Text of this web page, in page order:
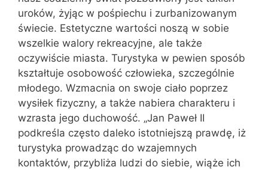
uroków, żyjąc w pośpiechu i zurbanizowanym
świecie. Estetyczne wartości noszą w sobie
wszelkie walory rekreacyjne, ale także
oczywiście miasta. Turystyka w pewien sposób
kształtuje osobowość człowieka, szczególnie
młodego. Wzmacnia on swoje ciało poprzez
wysiłek fizyczny, a także nabiera charakteru i
wzrasta jego duchowość. „Jan Paweł II
podkreśla często daleko istotniejszą prawdę, iż
turystyka prowadząc do wzajemnych
kontaktów, przybliża ludzi do siebie, wiąże ich